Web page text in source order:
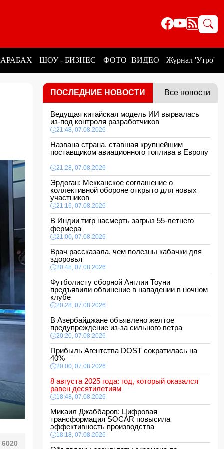
ШОУ - БИЗНЕС ФОТО+ВИДЕО Журнал 'Утро'
6020
ПОСЛЕДНИЕ НОВОСТИ Все новости
Ведущая китайская модель ИИ вырвалась
из-под контроля разработчиков
21:48, 07.08.2026
Названа страна, ставшая крупнейшим
поставщиком авиационного топлива в Европу
21:28, 07.08.2026
Эрдоган: Мекканское соглашение о
коллективной обороне открыто для новых
участников
21:16, 07.08.2026
В Индии тигр насмерть загрыз 55-летнего
фермера
21:00, 07.08.2026
Врач рассказала, чем полезны кабачки для
здоровья
20:48, 07.08.2026
Футболисту сборной Англии Тоуни
предъявили обвинение в нападении в ночном
клубе
20:28, 07.08.2026
В Азербайджане объявлено желтое
предупреждение из-за сильного ветра
20:20, 07.08.2026
Прибыль Агентства DOST сократилась на
40%
20:00, 07.08.2026
8 августа 2025 года: год, который оказался
равен десятилетиям
18:48, 07.08.2026
Микаил Джаббаров: Цифровая
трансформация SOCAR повысила
эффективность производства
18:18, 07.08.2026